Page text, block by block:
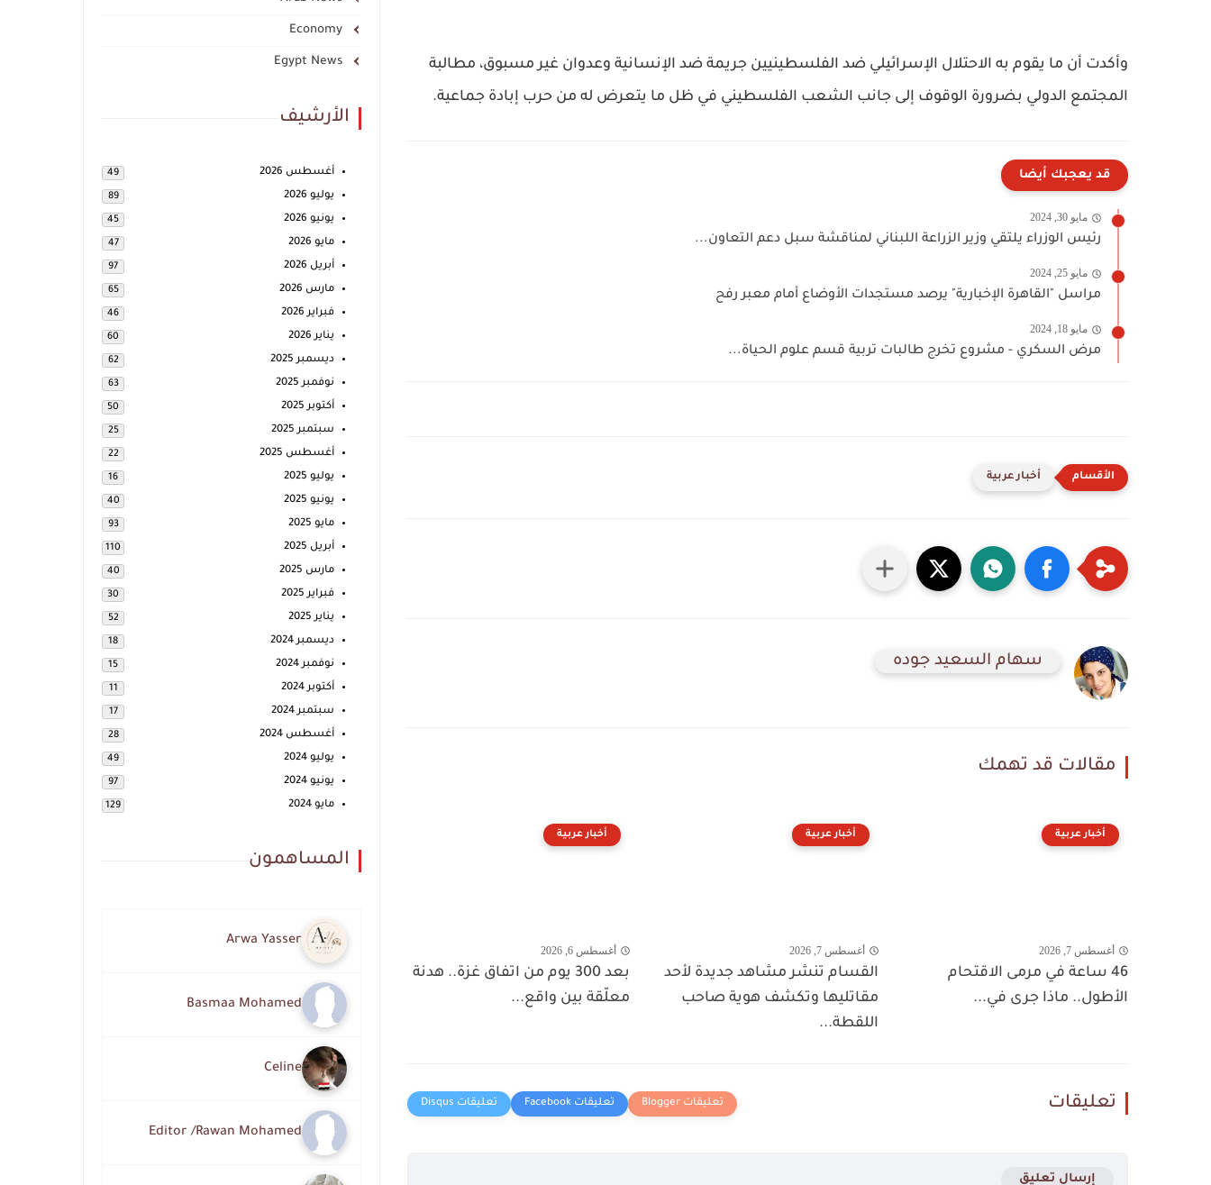
وأكدت أن ما يقوم به الاحتلال الإسرائيلي ضد الفلسطينيين جريمة ضد الإنسانية وعدوان غير مسبوق، مطالبة
المجتمع الدولي بضرورة الوقوف إلى جانب الشعب الفلسطيني في ظل ما يتعرض له من حرب إبادة جماعية.
قد يعجبك أيضا
مايو 30, 2024
رئيس الوزراء يلتقي وزير الزراعة اللبناني لمناقشة سبل دعم التعاون...
مايو 25, 2024
مراسل "القاهرة الإخبارية" يرصد مستجدات الأوضاع أمام معبر رفح
مايو 18, 2024
مرض السكري - مشروع تخرج طالبات تربية قسم علوم الحياة...
أخبار عربية
سهام السعيد جوده
مقالات قد تهمك
أخبار عربية
أغسطس 7, 2026
46 ساعة في مرمى الاقتحام
الأطول.. ماذا جرى في...
أخبار عربية
أغسطس 7, 2026
القسام تنشر مشاهد جديدة لأحد
مقاتليها وتكشف هوية صاحب
اللقطة...
أخبار عربية
أغسطس 6, 2026
بعد 300 يوم من اتفاق غزة.. هدنة
معلّقة بين واقع...
تعليقات
إرسال تعليق
Economy
Egypt News
الأرشيف
أغسطس 2026 49
يوليو 2026 89
يونيو 2026 45
مايو 2026 47
أبريل 2026 97
مارس 2026 65
فبراير 2026 46
يناير 2026 60
ديسمبر 2025 62
نوفمبر 2025 63
أكتوبر 2025 50
سبتمبر 2025 25
أغسطس 2025 22
يوليو 2025 16
يونيو 2025 40
مايو 2025 93
أبريل 2025 110
مارس 2025 40
فبراير 2025 30
يناير 2025 52
ديسمبر 2024 18
نوفمبر 2024 15
أكتوبر 2024 11
سبتمبر 2024 17
أغسطس 2024 28
يوليو 2024 49
يونيو 2024 97
مايو 2024 129
المساهمون
Arwa Yasser
Basmaa Mohamed
Celine
Editor /Rawan Mohamed